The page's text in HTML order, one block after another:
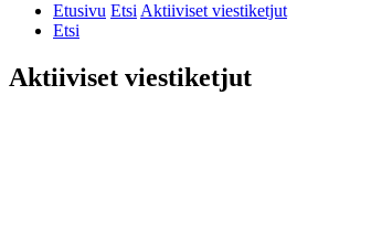
Etusivu EtsiAktiiviset viestiketjut
Etsi
Aktiiviset viestiketjut